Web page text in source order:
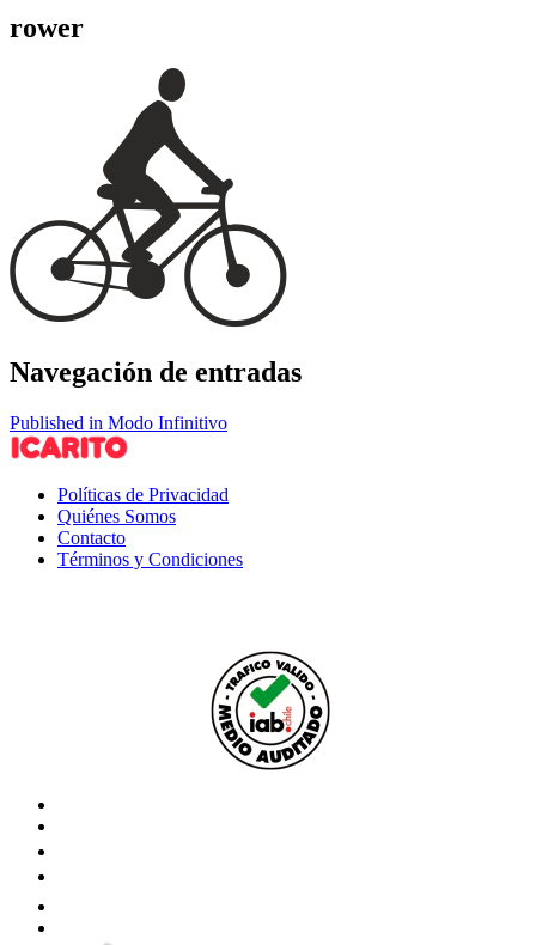
rower
Navegación de entradas
Published in Modo Infinitivo
Políticas de Privacidad
Quiénes Somos
Contacto
Términos y Condiciones